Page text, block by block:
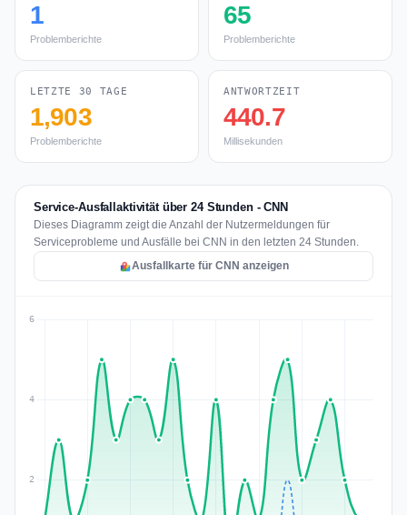
1
Problemberichte
65
Problemberichte
LETZTE 30 TAGE
1,903
Problemberichte
ANTWORTZEIT
440.7
Millisekunden
Service-Ausfallaktivität über 24 Stunden - CNN
Dieses Diagramm zeigt die Anzahl der Nutzermeldungen für
Serviceprobleme und Ausfälle bei CNN in den letzten 24 Stunden.
Ausfallkarte für CNN anzeigen